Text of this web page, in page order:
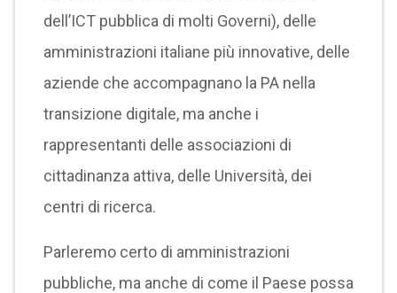
dell’ICT pubblica di molti Governi), delle
amministrazioni italiane più innovative, delle
aziende che accompagnano la PA nella
transizione digitale, ma anche i
rappresentanti delle associazioni di
cittadinanza attiva, delle Università, dei
centri di ricerca.
Parleremo certo di amministrazioni
pubbliche, ma anche di come il Paese possa